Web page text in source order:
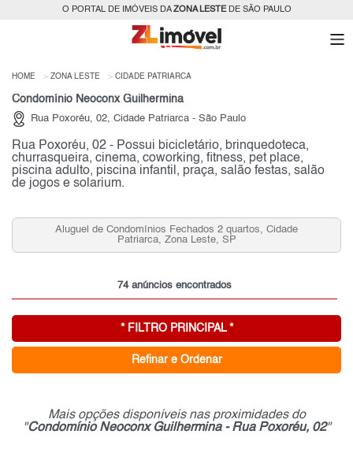
O PORTAL DE IMÓVEIS DAZONA LESTEDE SÃO PAULO
HOME ZONA LESTE CIDADE PATRIARCA
Condomínio Neoconx Guilhermina
Rua Poxoréu, 02, Cidade Patriarca - São Paulo
Rua Poxoréu, 02 - Possui bicicletário, brinquedoteca,
churrasqueira, cinema, coworking, fitness, pet place,
piscina adulto, piscina infantil, praça, salão festas, salão
de jogos e solarium.
Aluguel de Apartamentos 2 quartos, Cidade
Zona Leste, SP
74 anúncios encontrados
* FILTRO PRINCIPAL *
Refinar e Ordenar
Mais opções disponíveis nas proximidades do
"Condomínio Neoconx Guilhermina - Rua Poxoréu, 02"